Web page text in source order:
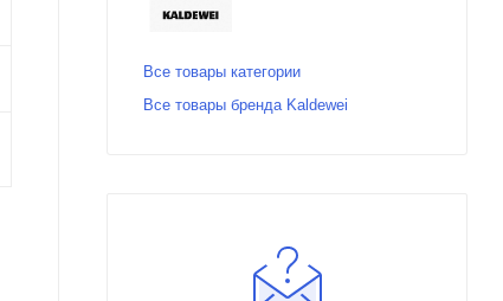
Все товары категории
Все товары бренда Kaldewei